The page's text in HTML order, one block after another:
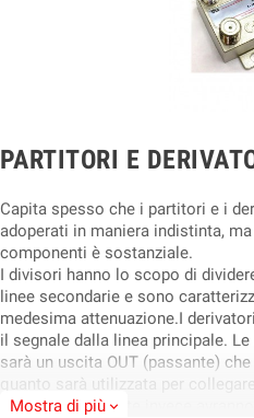
PARTITORI E
Capita spesso che i partitori e i
adoperati in maniera indistinta,
componenti è sostanziale.
I divisori hanno lo scopo di
linee secondarie e sono
medesima attenuazione.I
il segnale dalla linea principale.
sarà un uscita OUT (passante)
quanto sarà utilizzata per
uscite TAP derivate invece
Mostra di più expand_more